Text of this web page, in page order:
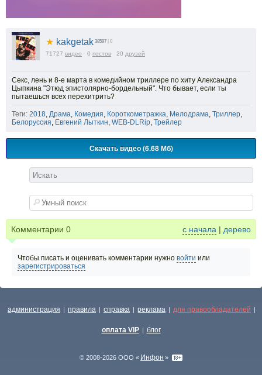
★ kakgetak 38597 | 0
71727 видео 0 постов 20 друзей
Секс, лень и 8-е марта в комедийном триллере по хиту Александра
Цыпкина "Этюд эпистолярно-бордельный". Что бывает, если ты
пытаешься всех перехитрить?
Теги: 2018, Драма, Комедия, Короткометражка, Мелодрама, Триллер,
Белоруссия, Евгений Лыткин, WEB-DLRip, Трейлер
Скачать видео (6.68 Мб)
Комментарии 0 с начала | дерево
Чтобы писать и оценивать комментарии нужно войти или
зарегистрироваться
администрация | правила | справка | реклама | для правообладателей |
оплата VIP | блог
© 2008-2026 ООО « Инфон »